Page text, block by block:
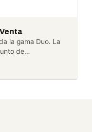
la gama Duo. La
de…